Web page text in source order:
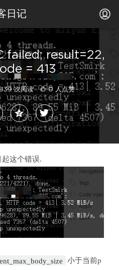
日记
failed; result=22,
= 413
次阅读 0 人点赞
这个错误.
小于当前p